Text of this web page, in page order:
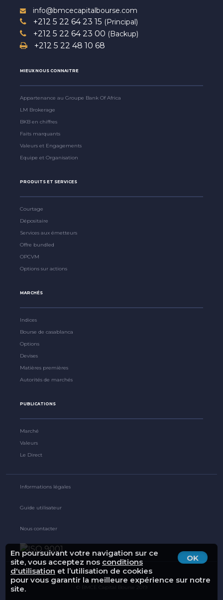
OK
En poursuivant votre navigation sur ce
site, vous acceptez nos conditions
d'utilisation et l’utilisation de cookies
pour vous garantir la meilleure expérience sur notre
site.
info@bmcecapitalbourse.com
+212 5 22 64 23 15 (Principal)
+212 5 22 64 23 00 (Backup)
+212 5 22 48 10 68
MIEUX NOUS CONNAITRE
Appartenance au Groupe Bank Of Africa
LM Brokerage
BKB en chiffres
Faits marquants
Valeurs et Engagements
Equipe et Organisation
PRODUITS ET SERVICES
Courtage
Dépositaire
Services aux émetteurs
Offre bundled
OPCVM
Options sur actions
MARCHÉS
Indices
Bourse de casablanca
Options
Devises
Matières premières
Autorités de marchés
PUBLICATIONS
Marché
Valeurs
Le Direct
Informations légales
Guide utilisateur
Nous contacter